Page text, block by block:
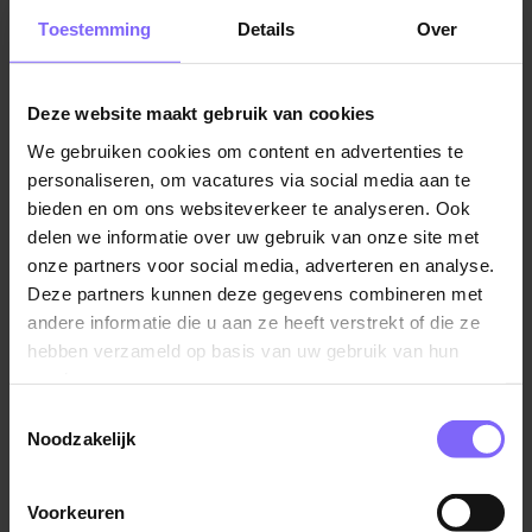
Toestemming Details Over
Deze website maakt gebruik van cookies
We gebruiken cookies om content en advertenties te
personaliseren, om vacatures via social media aan te
bieden en om ons websiteverkeer te analyseren. Ook
delen we informatie over uw gebruik van onze site met
onze partners voor social media, adverteren en analyse.
Deze partners kunnen deze gegevens combineren met
andere informatie die u aan ze heeft verstrekt of die ze
hebben verzameld op basis van uw gebruik van hun
Noodzakelijk
Voorkeuren
Bij ons blijf je fit met het fietsplan en bedrijfsfitness.
Wat neem je mee?
HBO werk- en denkniveau;
Je hebt minimaal 1 jaar aantoonbare ervaring in
recruitment of een vergelijkbare rol; liefst met
operationele en technische vacatures;
Sterke projectmanagement- en
prioriteringsvaardigheden om meerdere vacatures
tegelijkertijd te beheren;
Goede beheersing van zowel de Nederlandse als
vacatures in Limburg
Vergelijkbare vacatures
Senior Talent Acquisition Specialist
Boels Rental
Sittard
Senior recruiter
Brunssum